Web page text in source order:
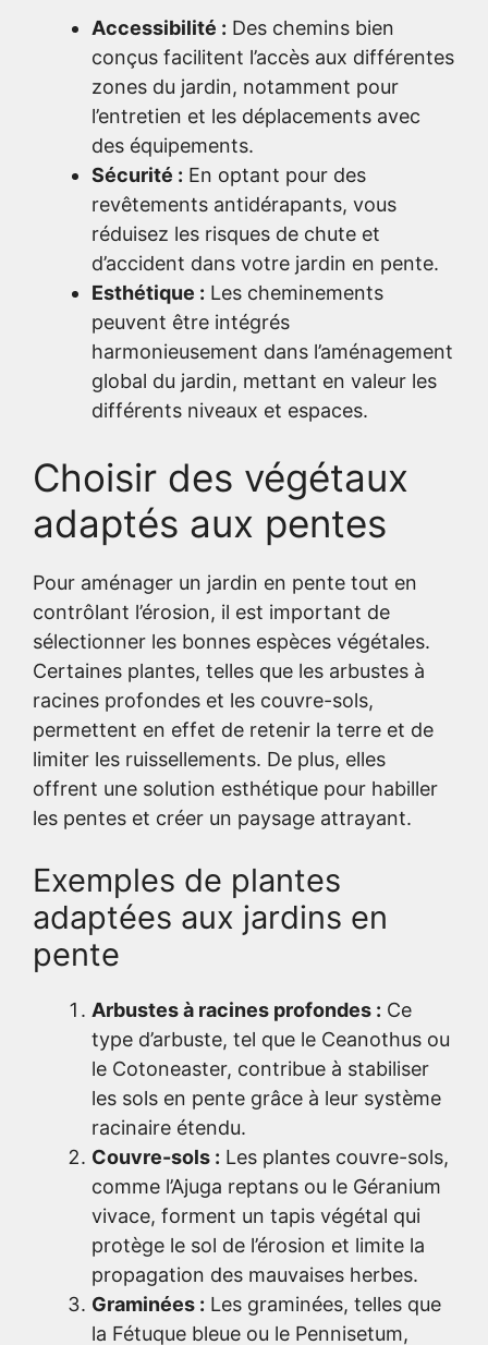
Accessibilité : Des chemins bien
conçus facilitent l’accès aux différentes
zones du jardin, notamment pour
l’entretien et les déplacements avec
des équipements.
Sécurité : En optant pour des
revêtements antidérapants, vous
réduisez les risques de chute et
d’accident dans votre jardin en pente.
Esthétique : Les cheminements
peuvent être intégrés
harmonieusement dans l’aménagement
global du jardin, mettant en valeur les
différents niveaux et espaces.
Choisir des végétaux
adaptés aux pentes
Pour aménager un jardin en pente tout en
contrôlant l’érosion, il est important de
sélectionner les bonnes espèces végétales.
Certaines plantes, telles que les arbustes à
racines profondes et les couvre-sols,
permettent en effet de retenir la terre et de
limiter les ruissellements. De plus, elles
offrent une solution esthétique pour habiller
les pentes et créer un paysage attrayant.
Exemples de plantes
adaptées aux jardins en
pente
Arbustes à racines profondes : Ce
type d’arbuste, tel que le Ceanothus ou
le Cotoneaster, contribue à stabiliser
les sols en pente grâce à leur système
racinaire étendu.
Couvre-sols : Les plantes couvre-sols,
comme l’Ajuga reptans ou le Géranium
vivace, forment un tapis végétal qui
protège le sol de l’érosion et limite la
propagation des mauvaises herbes.
Graminées : Les graminées, telles que
la Fétuque bleue ou le Pennisetum,